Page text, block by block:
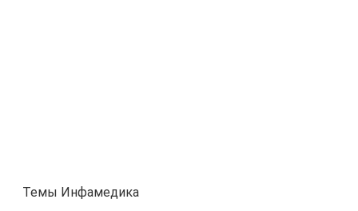
Темы Инфамедика